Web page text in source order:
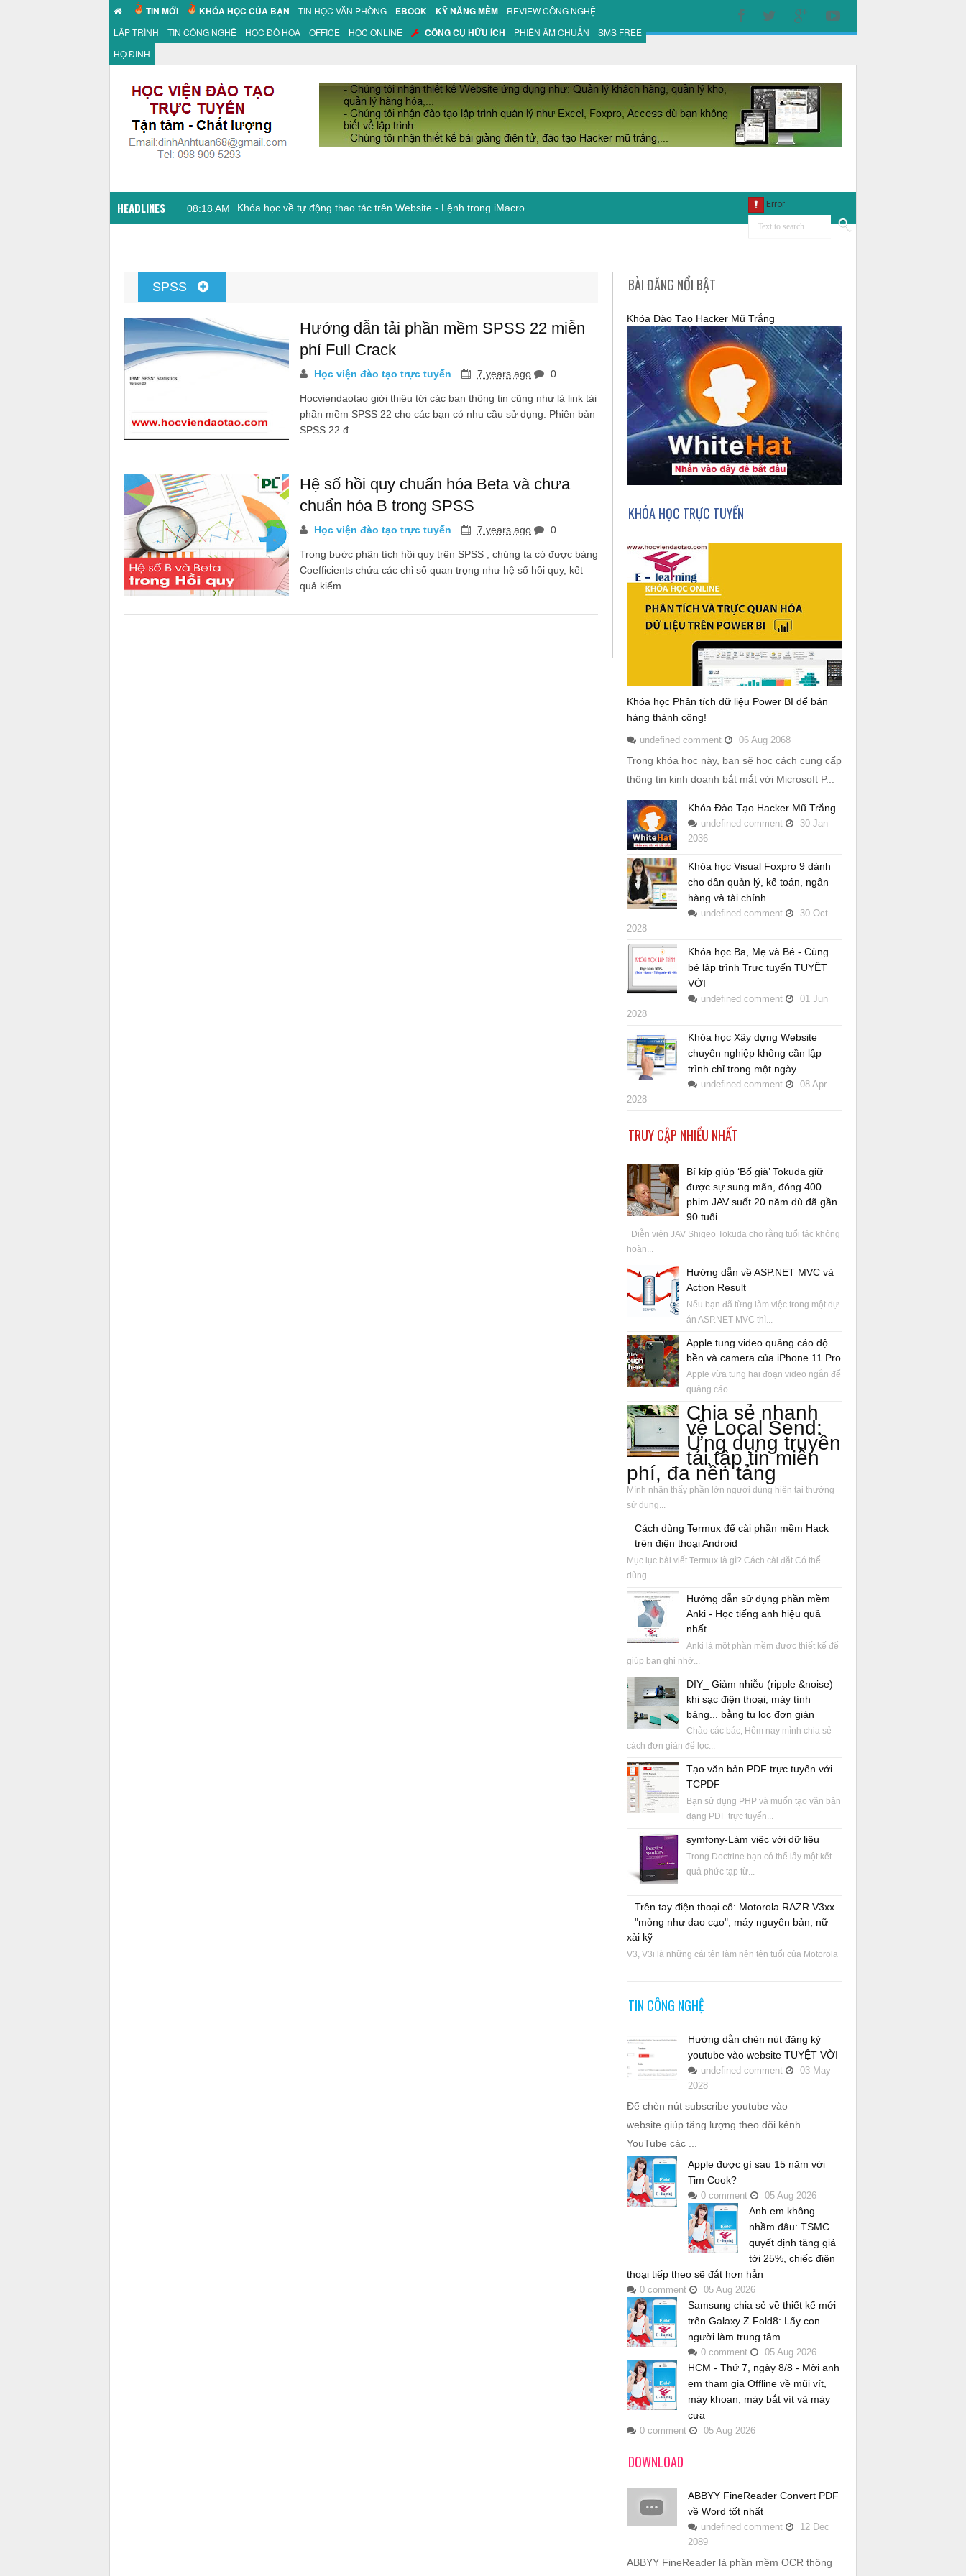
TIN MỚI KHÓA HỌC CỦA BẠN TIN HỌC VĂN PHÒNG EBOOK KỸ NĂNG MỀM
REVIEW CÔNG NGHỆ
LẬP TRÌNH
TIN CÔNG NGHỆ HỌC ĐỒ HỌA OFFICE HỌC ONLINE CÔNG CỤ HỮU ÍCH PHIÊN ÂM CHUẨN
SMS FREE
HỌ ĐINH
HEADLINES 08:18 AM Khóa học về tự động thao tác trên Website - Lệnh trong iMacro
SPSS
Hướng dẫn tải phần mềm SPSS 22 miễn
phí Full Crack
Học viện đào tạo trực tuyến 7 years ago 0
Hocviendaotao giới thiệu tới các bạn thông tin cũng như là link tải
phần mềm SPSS 22 cho các bạn có nhu cầu sử dụng. Phiên bản
SPSS 22 đ...
Hệ số hồi quy chuẩn hóa Beta và chưa
chuẩn hóa B trong SPSS
Học viện đào tạo trực tuyến 7 years ago 0
Trong bước phân tích hồi quy trên SPSS , chúng ta có được bảng
Coefficients chứa các chỉ số quan trọng như hệ số hồi quy, kết
quả kiểm...
BÀI ĐĂNG NỔI BẬT
Khóa Đào Tạo Hacker Mũ Trắng
KHÓA HỌC TRỰC TUYẾN
Khóa học Phân tích dữ liệu Power BI để bán
hàng thành công!
undefined comment 06 Aug 2068
Trong khóa học này, bạn sẽ học cách cung cấp
thông tin kinh doanh bắt mắt với Microsoft P...
Khóa Đào Tạo Hacker Mũ Trắng
undefined comment 30 Jan
2036
Khóa học Visual Foxpro 9 dành
cho dân quản lý, kế toán, ngân
hàng và tài chính
undefined comment 30 Oct
2028
Khóa học Ba, Mẹ và Bé - Cùng
bé lập trình Trực tuyến TUYỆT
VỜI
undefined comment 01 Jun
2028
Khóa học Xây dựng Website
chuyên nghiệp không cần lập
trình chỉ trong một ngày
undefined comment 08 Apr
2028
TRUY CẬP NHIỀU NHẤT
Bí kíp giúp ‘Bố già’ Tokuda giữ
được sự sung mãn, đóng 400
phim JAV suốt 20 năm dù đã gần
90 tuổi
Diễn viên JAV Shigeo Tokuda cho rằng tuổi tác không
hoàn...
Hướng dẫn về ASP.NET MVC và
Action Result
Nếu bạn đã từng làm việc trong một dự
án ASP.NET MVC thì...
Apple tung video quảng cáo độ
bền và camera của iPhone 11 Pro
Apple vừa tung hai đoạn video ngắn để
quảng cáo...
Chia sẻ nhanh
về Local Send:
Ứng dụng truyền
tải tập tin miễn
phí, đa nền tảng
Mình nhận thấy phần lớn người dùng hiện tại thường
sử dụng...
Cách dùng Termux để cài phần mềm Hack
trên điện thoại Android
Mục lục bài viết Termux là gì? Cách cài đặt Có thể
dùng...
Hướng dẫn sử dụng phần mềm
Anki - Học tiếng anh hiệu quả
nhất
Anki là một phần mềm được thiết kế để
giúp bạn ghi nhớ...
DIY_ Giảm nhiễu (ripple &noise)
khi sạc điện thoại, máy tính
bảng... bằng tụ lọc đơn giản
Chào các bác, Hôm nay mình chia sẻ
cách đơn giản để lọc...
Tạo văn bản PDF trực tuyến với
TCPDF
Bạn sử dụng PHP và muốn tạo văn bản
dạng PDF trực tuyến...
symfony-Làm việc với dữ liệu
Trong Doctrine bạn có thể lấy một kết
quả phức tạp từ...
Trên tay điện thoại cổ: Motorola RAZR V3xx
"mỏng như dao cạo", máy nguyên bản, nữ
xài kỹ
V3, V3i là những cái tên làm nên tên tuổi của Motorola
...
TIN CÔNG NGHỆ
Hướng dẫn chèn nút đăng ký
youtube vào website TUYỆT VỜI
undefined comment 03 May
2028
Để chèn nút subscribe youtube vào
website giúp tăng lượng theo dõi kênh
YouTube các ...
Apple được gì sau 15 năm với
Tim Cook?
0 comment 05 Aug 2026
Anh em không
nhầm đâu: TSMC
quyết định tăng giá
tới 25%, chiếc điện
thoại tiếp theo sẽ đắt hơn hẳn
0 comment 05 Aug 2026
Samsung chia sẻ về thiết kế mới
trên Galaxy Z Fold8: Lấy con
người làm trung tâm
0 comment 05 Aug 2026
HCM - Thứ 7, ngày 8/8 - Mời anh
em tham gia Offline về mũi vít,
máy khoan, máy bắt vít và máy
cưa
0 comment 05 Aug 2026
DOWNLOAD
ABBYY FineReader Convert PDF
về Word tốt nhất
undefined comment 12 Dec
2089
ABBYY FineReader là phần mềm OCR thông